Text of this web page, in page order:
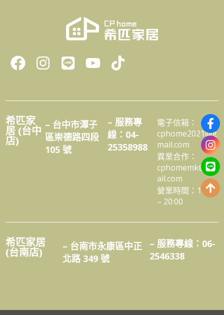
希匹家
居 (台中
店)
– 台中市潭子
區崇德路四段
105 號
– 服務專
線：04-
25358988
電子信箱：
cphome2021@g
mail.com
異業合作：
cphomemk@gm
ail.com
營業時間：10:00
– 20:00
希匹家居
(台南店)
– 台南市永康區中正
北路 349 號
– 服務專線：06-
2546338